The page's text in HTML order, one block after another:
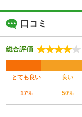
口コミ
総合評価
とても良い 良い
17% 50%